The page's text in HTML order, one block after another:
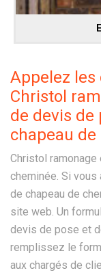
Appelez les
Christol
de devis de
chapeau
Christol
cheminée. Si
de chapeau de
site web. Un
devis de pose et
remplissez le
aux chargés de